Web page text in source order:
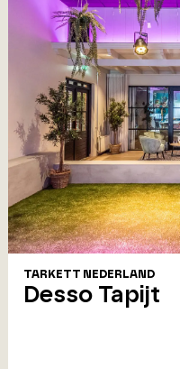
TARKETT NEDERLAND
Desso Tapijt